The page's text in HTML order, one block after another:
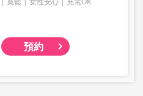
預約